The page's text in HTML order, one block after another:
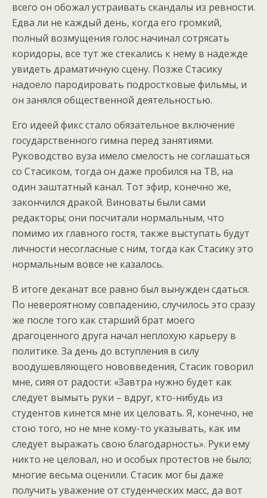
всего он обожал устраивать скандалы из ревности.
Едва ли не каждый день, когда его громкий,
полный возмущения голос начинал сотрясать
коридоры, все тут же стекались к нему в надежде
увидеть драматичную сцену. Позже Стасику
надоело пародировать подростковые фильмы, и
он занялся общественной деятельностью.
Его идеей фикс стало обязательное включение
государственного гимна перед занятиями.
Руководство вуза имело смелость не соглашаться
со Стасиком, тогда он даже пробился на ТВ, на
один заштатный канал. Тот эфир, конечно же,
закончился дракой. Виноваты были сами
редакторы; они посчитали нормальным, что
помимо их главного гостя, также выступать будут
личности несогласные с ним, тогда как Стасику это
нормальным вовсе не казалось.
В итоге деканат все равно был вынужден сдаться.
По невероятному совпадению, случилось это сразу
же после того как старший брат моего
драгоценного друга начал неплохую карьеру в
политике. За день до вступления в силу
воодушевляющего нововведения, Стасик говорил
мне, сияя от радости: «Завтра нужно будет как
следует вымыть руки – вдруг, кто-нибудь из
студентов кинется мне их целовать. Я, конечно, не
стою того, но не мне кому-то указывать, как им
следует выражать свою благодарность». Руки ему
никто не целовал, но и особых протестов не было;
многие весьма оценили. Стасик мог бы даже
получить уважение от студенческих масс, да вот